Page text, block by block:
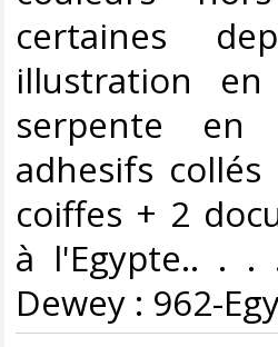
certaines
illustration
serpente
adhesifs
coiffes + 2
à l'Egypte.. . .
Dewey : 962-